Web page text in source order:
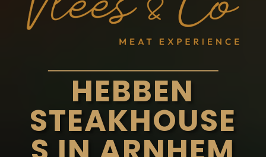
HEBBEN
STEAKHOUSE